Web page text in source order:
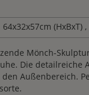
64x32x57cm (HxBxT)
Mönch-
Die detailreiche
Außenbereich.